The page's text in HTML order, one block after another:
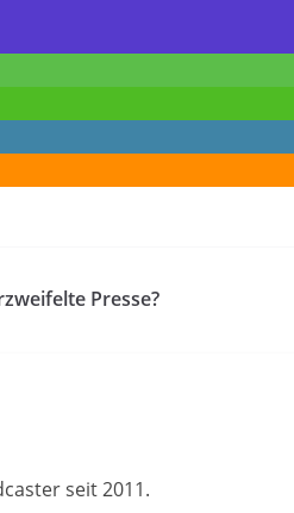
Presse?
seit 2011.